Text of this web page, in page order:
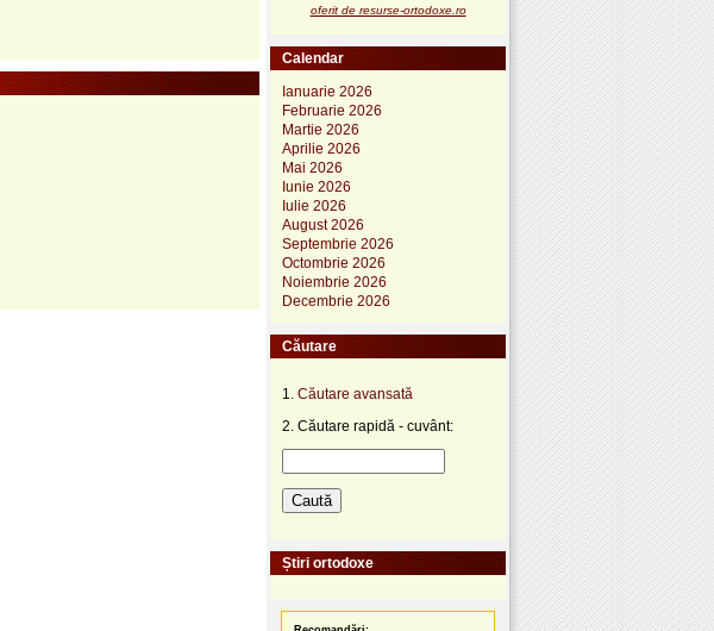
oferit de resurse-ortodoxe.ro
Calendar
Ianuarie 2026
Februarie 2026
Martie 2026
Aprilie 2026
Mai 2026
Iunie 2026
Iulie 2026
August 2026
Septembrie 2026
Octombrie 2026
Noiembrie 2026
Decembrie 2026
Căutare
1. Căutare avansată
2. Căutare rapidă - cuvânt:
Știri ortodoxe